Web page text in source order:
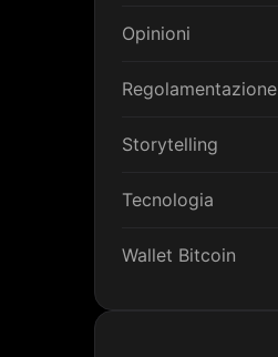
Opinioni
Regolamentazione
Storytelling
Tecnologia
Wallet Bitcoin